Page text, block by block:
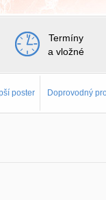
Termíny
a vložné
poster Doprovodný